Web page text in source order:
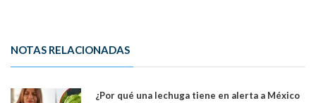
NOTAS RELACIONADAS
¿Por qué una lechuga tiene en alerta a México